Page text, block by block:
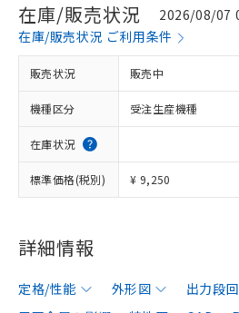
在庫/販売状況
2026/08/07
在庫/販売状況 ご利用条件
販売状況 販売中
機種区分 受注生産機種
在庫状況
標準価格(税別) ¥ 9,250
詳細情報
定格/性能 外形図 出力段